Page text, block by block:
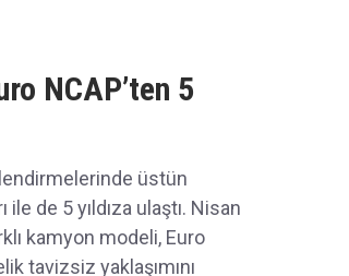
NCAP’ten 5
üstün
de 5 yıldıza ulaştı. Nisan